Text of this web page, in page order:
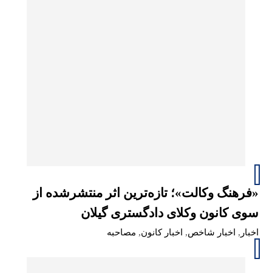
«فرهنگ وکالت»؛ تازه‌ترین اثر منتشرشده از
سوی کانون وکلای دادگستری گیلان
اخبار , اخبار شاخص, اخبار کانون, مصاحبه